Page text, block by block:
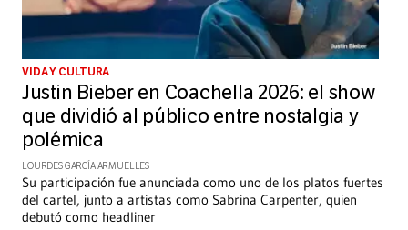
VIDA Y CULTURA
Justin Bieber en Coachella 2026: el show
que dividió al público entre nostalgia y
polémica
LOURDES GARCÍA ARMUELLES
Su participación fue anunciada como uno de los platos fuertes
del cartel, junto a artistas como Sabrina Carpenter, quien
debutó como headliner